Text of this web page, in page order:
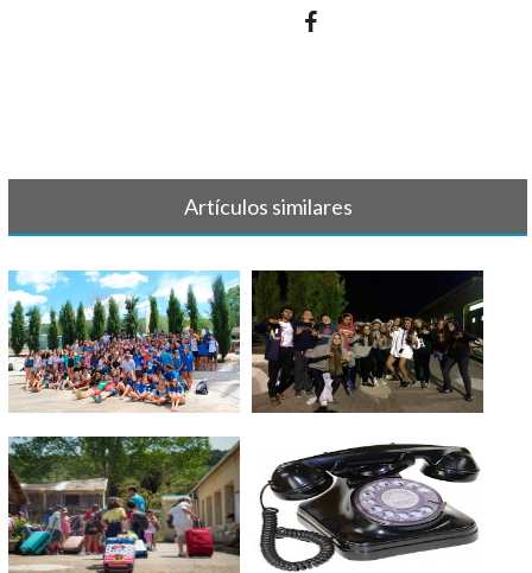
Artículos similares
Tercer Turno 2015 - Taller de
Video
Tercer Turno 2015 -
Presentación Gr[...]